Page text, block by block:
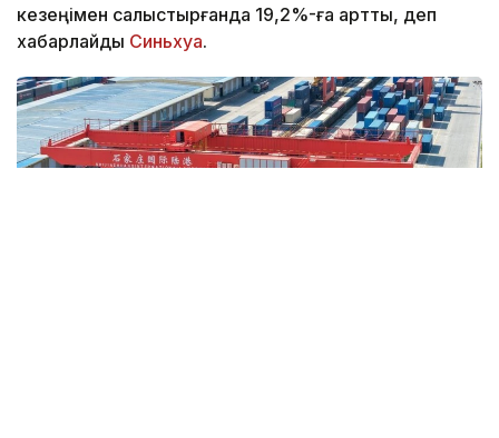
кезеңімен салыстырғанда 19,2%-ға артты, деп
хабарлайды Синьхуа.